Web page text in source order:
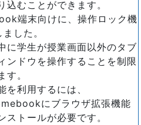
込むことができます。
端末向けに、操作ロック機
した。
に学生が授業画面以外のタブ
ンドウを操作することを制限
す。
を利用するには、
にブラウザ拡張機能
ストールが必要です。